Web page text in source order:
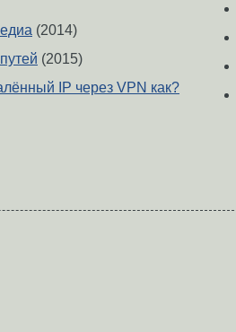
(2014)
(2015)
IP через VPN как?